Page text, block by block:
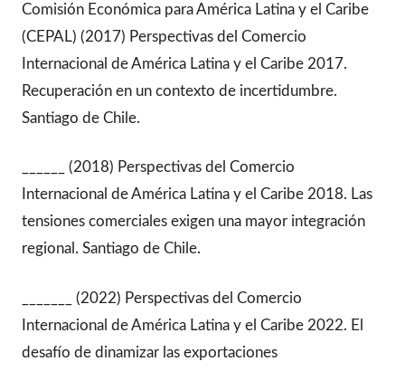
Comisión Económica para América Latina y el Caribe
(CEPAL) (2017) Perspectivas del Comercio
Internacional de América Latina y el Caribe 2017.
Recuperación en un contexto de incertidumbre.
Santiago de Chile.
______ (2018) Perspectivas del Comercio
Internacional de América Latina y el Caribe 2018. Las
tensiones comerciales exigen una mayor integración
regional. Santiago de Chile.
_______ (2022) Perspectivas del Comercio
Internacional de América Latina y el Caribe 2022. El
desafío de dinamizar las exportaciones